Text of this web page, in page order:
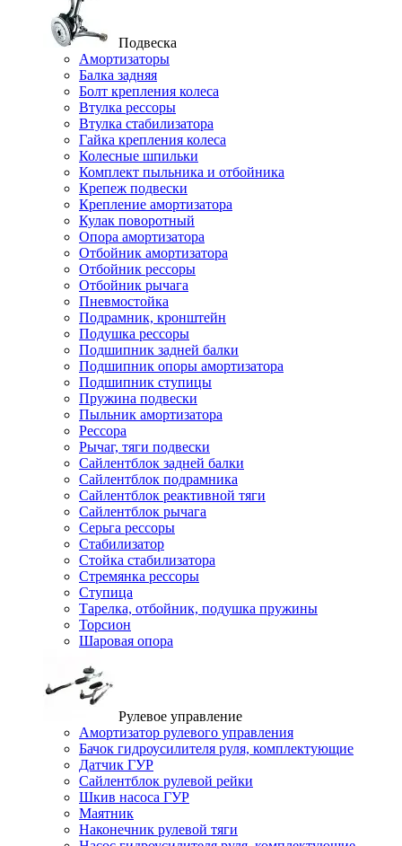
Подвеска
Амортизаторы
Балка задняя
Болт крепления колеса
Втулка рессоры
Втулка стабилизатора
Гайка крепления колеса
Колесные шпильки
Комплект пыльника и отбойника
Крепеж подвески
Крепление амортизатора
Кулак поворотный
Опора амортизатора
Отбойник амортизатора
Отбойник рессоры
Отбойник рычага
Пневмостойка
Подрамник, кронштейн
Подушка рессоры
Подшипник задней балки
Подшипник опоры амортизатора
Подшипник ступицы
Пружина подвески
Пыльник амортизатора
Рессора
Рычаг, тяги подвески
Сайлентблок задней балки
Сайлентблок подрамника
Сайлентблок реактивной тяги
Сайлентблок рычага
Серьга рессоры
Стабилизатор
Стойка стабилизатора
Стремянка рессоры
Ступица
Тарелка, отбойник, подушка пружины
Торсион
Шаровая опора
Рулевое управление
Амортизатор рулевого управления
Бачок гидроусилителя руля, комплектующие
Датчик ГУР
Сайлентблок рулевой рейки
Шкив насоса ГУР
Маятник
Наконечник рулевой тяги